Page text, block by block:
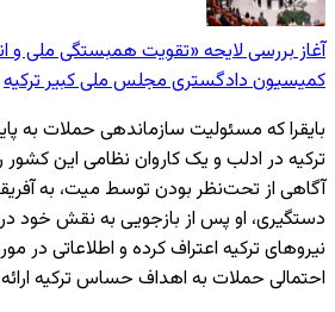
آغاز بررسی لایحه «تقویت همبستگی ملی و
کمیسیون دادگستری مجلس ملی کبیر ترکیه
بایقرا که مسئولیت سازماندهی حملات به
ترکیه در ادلب و یک کاروان نظامی این
آگاهی از تحت‌نظر بودن توسط میت، به
دستگیری، او پس از بازجویی به نقش خود
نیروهای ترکیه اعتراف کرده و اطلاعاتی در
احتمالی حملات به اهداف حساس ترکیه